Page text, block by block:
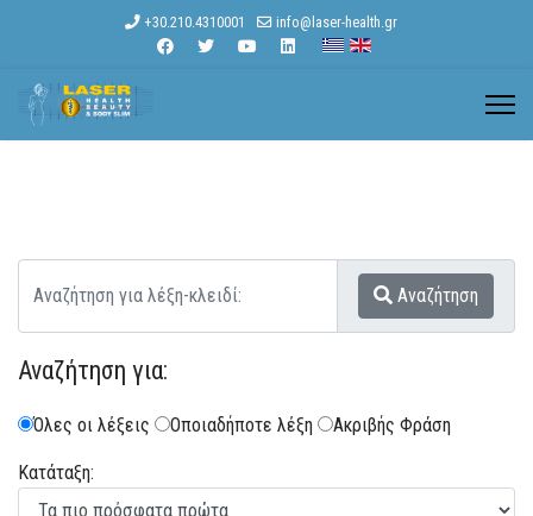
+30.210.4310001 info@laser-health.gr
Αναζήτηση
Αναζήτηση για:
Όλες οι λέξεις Οποιαδήποτε λέξη Ακριβής Φράση
Κατάταξη: